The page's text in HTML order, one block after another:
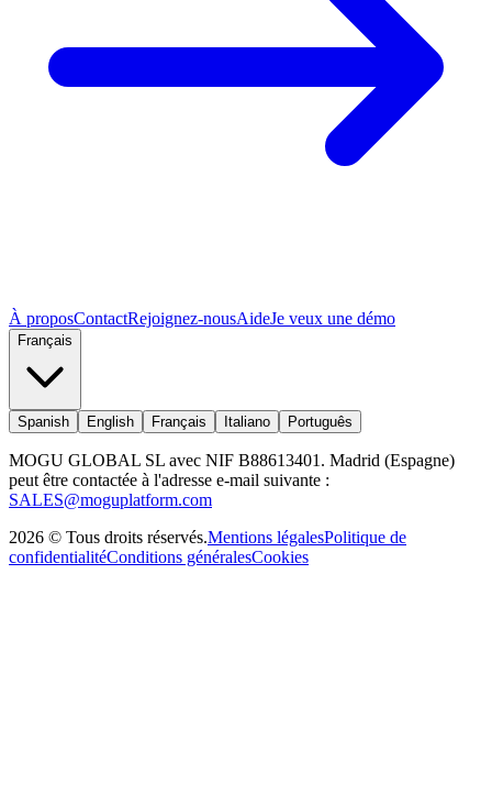
À proposContactRejoignez-nousAideJe veux une démo
Français
Spanish English Français Italiano Português
MOGU GLOBAL SL avec NIF B88613401. Madrid (Espagne)
peut être contactée à l'adresse e-mail suivante :
SALES@moguplatform.com
2026 © Tous droits réservés.Mentions légalesPolitique de
confidentialitéConditions généralesCookies